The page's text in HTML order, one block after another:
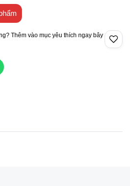
Thêm vào mục yêu thích ngay bây